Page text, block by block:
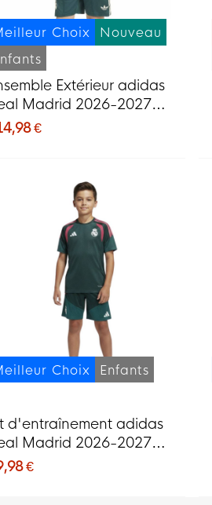
Choix
Nouveau
Extérieur adidas
Madrid 2026-2027
enfants
€
Choix Enfants
d'entraînement adidas
Madrid 2026-2027
Enfants, vert foncé,
€